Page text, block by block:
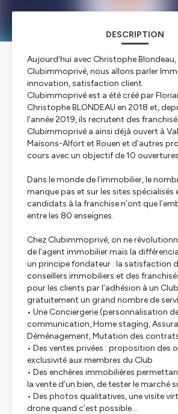
DESCRIPTION
Aujourd’hui avec Christophe
Clubimmoprivé, nous allons parler
innovation, satisfaction client.
Clubimmoprivé est a été créé par
Christophe BLONDEAU en 2018 et,
l’année 2019, ils recrutent des
Clubimmoprivé a ainsi déjà ouvert à
Maisons-Alfort et Rouen et d’autres
cours avec un objectif de 10
Dans le monde de l’immobilier, le
manque pas et sur les sites spécialisés
candidats à la franchise n’ont que
entre les 80 enseignes.
Chez Clubimmoprivé, on ne
de l’agent immobilier mais la
un principe fondateur : la satisfaction
conseillers immobiliers et des
pour les clients par l’adhésion à un
gratuitement un grand nombre de
• Une Conciergerie (personnalisation
communication, Home staging,
Déménagement, Mutation des contrats
• Des ventes privées : proposition des
exclusivité aux membres du Club
• Des enchères immobilières
la vente d’un bien, de tester le marché
• Des photos qualitatives, une visite
drone quand c’est possible…